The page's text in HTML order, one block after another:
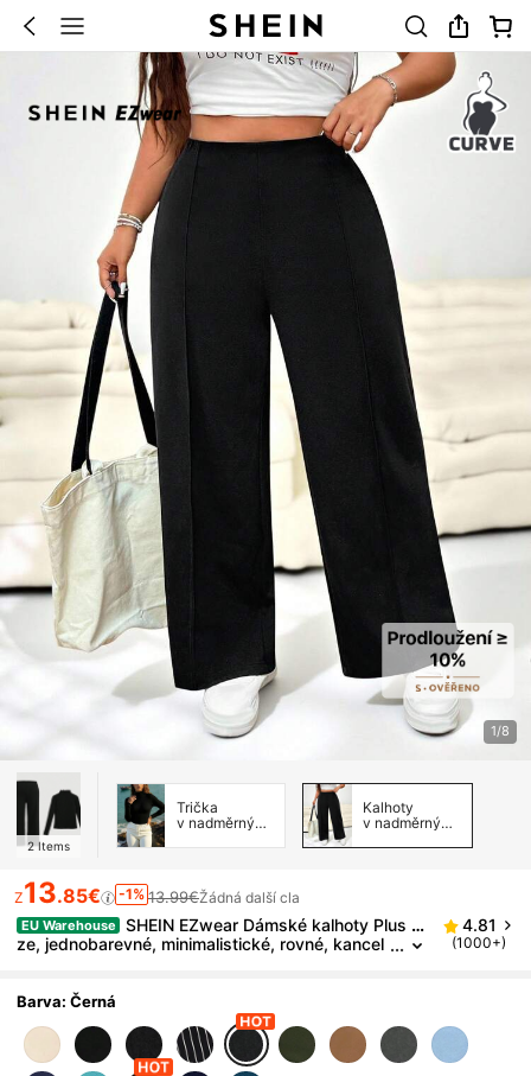
1/8
2 Items
Trička
v nadměrných
Kalhoty
v nadměrných
Z13.85€ -1% 13.99€Žádná další cla
EU Warehouse
SHEIN EZwear Dámské kalhoty Plus Si
ze, jednobarevné, minimalistické, rovné, kancel
4.81
(1000+)
Barva: Černá